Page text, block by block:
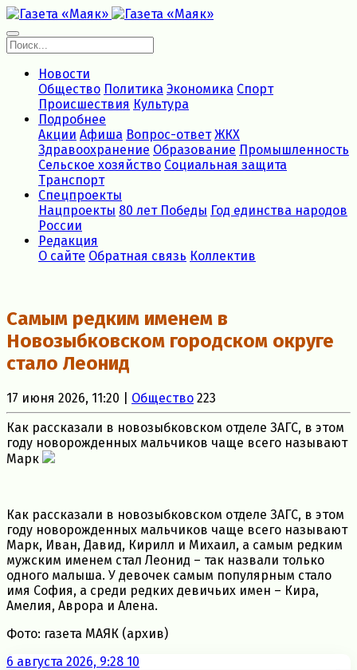
Новости
Общество Политика Экономика Спорт
Происшествия Культура
Подробнее
Акции Афиша Вопрос-ответ ЖКХ
Здравоохранение Образование Промышленность
Сельское хозяйство Социальная защита
Транспорт
Спецпроекты
Нацпроекты 80 лет Победы Год единства народов
России
Редакция
О сайте Обратная связь Коллектив
Самым редким именем в
Новозыбковском городском округе
стало Леонид
17 июня 2026, 11:20 | Общество 223
Как рассказали в новозыбковском отделе ЗАГС, в этом
году новорожденных мальчиков чаще всего называют
Марк
Как рассказали в новозыбковском отделе ЗАГС, в этом
году новорожденных мальчиков чаще всего называют
Марк, Иван, Давид, Кирилл и Михаил, а самым редким
мужским именем стал Леонид – так назвали только
одного малыша. У девочек самым популярным стало
имя София, а среди редких девичьих имен – Кира,
Амелия, Аврора и Алена.
Фото: газета МАЯК (архив)
6 августа 2026, 9:28 10